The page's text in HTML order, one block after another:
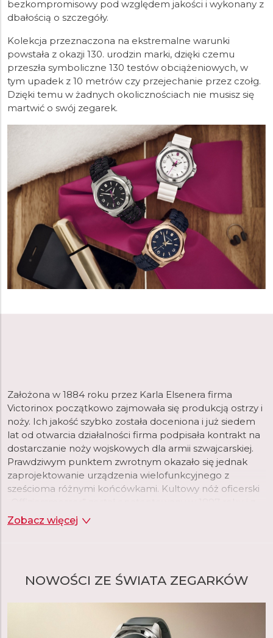
bezkompromisowy pod względem jakości i wykonany z
dbałością o szczegóły.
Kolekcja przeznaczona na ekstremalne warunki
powstała z okazji 130. urodzin marki, dzięki czemu
przeszła symboliczne 130 testów obciążeniowych, w
tym upadek z 10 metrów czy przejechanie przez czołg.
Dzięki temu w żadnych okolicznościach nie musisz się
martwić o swój zegarek.
Założona w 1884 roku przez Karla Elsenera firma
Victorinox początkowo zajmowała się produkcją ostrzy i
noży. Ich jakość szybko została doceniona i już siedem
lat od otwarcia działalności firma podpisała kontrakt na
dostarczanie noży wojskowych dla armii szwajcarskiej.
Prawdziwym punktem zwrotnym okazało się jednak
zaprojektowanie urządzenia wielofunkcyjnego z
sześcioma różnymi końcówkami. Kultowy nóż oficerski
miejsca stając się wizytówką marki, pozwalając jej na
zaistnienie na rynkach światowych.
Zobacz więcej
NOWOŚCI ZE ŚWIATA ZEGARKÓW